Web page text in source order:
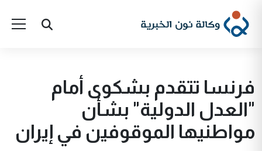
فرنسا تتقدم بشكوى أمام
"العدل الدولية" بشأن
مواطنيها الموقوفين في إيران